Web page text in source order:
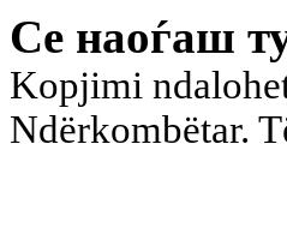
Се наоѓаш
Kopjimi
Ndërkombëtar.